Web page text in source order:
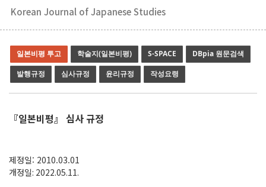
Korean Journal of Japanese Studies
일본비평 투고 학술지(일본비평) S-SPACE
DBpia 원문검색
발행규정
심사규정 윤리규정 작성요령
『일본비평』 심사 규정
제정일: 2010.03.01
개정일: 2022.05.11.